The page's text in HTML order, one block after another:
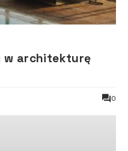
w architekturę
0